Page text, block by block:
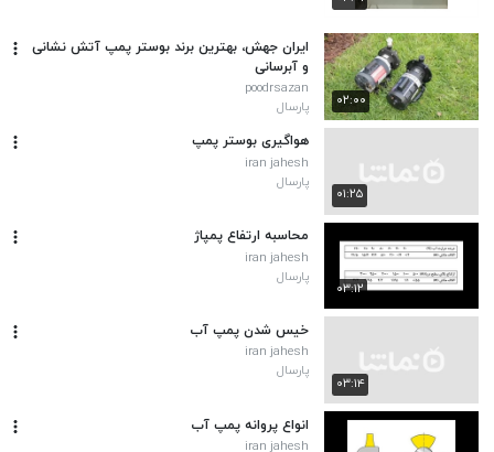
۰۲:۰۰
ایران جهش، بهترین برند بوستر پمپ آتش نشانی
و آبرسانی
poodrsazan
پارسال
۰۱:۲۵
هواگیری بوستر پمپ
iran jahesh
پارسال
۰۳:۱۲
محاسبه ارتفاع پمپاژ
iran jahesh
پارسال
۰۳:۱۴
خیس شدن پمپ آب
iran jahesh
پارسال
انواع پروانه پمپ آب
iran jahesh